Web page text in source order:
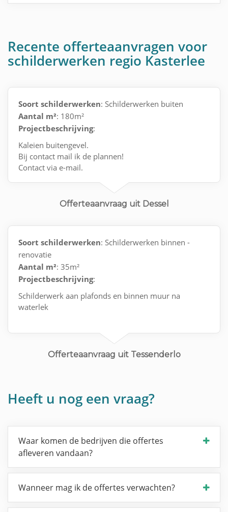
Recente offerteaanvragen voor
schilderwerken regio Kasterlee
Soort schilderwerken: Schilderwerken buiten
Aantal m²: 180m²
Projectbeschrijving:
Kaleien buitengevel.
Bij contact mail ik de plannen!
Contact via e-mail.
Offerteaanvraag uit Dessel
Soort schilderwerken: Schilderwerken binnen -
renovatie
Aantal m²: 35m²
Projectbeschrijving:
Schilderwerk aan plafonds en binnen muur na
waterlek
Offerteaanvraag uit Tessenderlo
Heeft u nog een vraag?
Waar komen de bedrijven die offertes
afleveren vandaan?
Wanneer mag ik de offertes verwachten?